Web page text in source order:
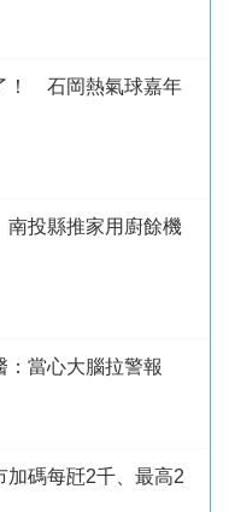
！ 石岡熱氣球嘉年
投縣推家用廚餘機
當心大腦拉警報
碼每瓩2千、最高2